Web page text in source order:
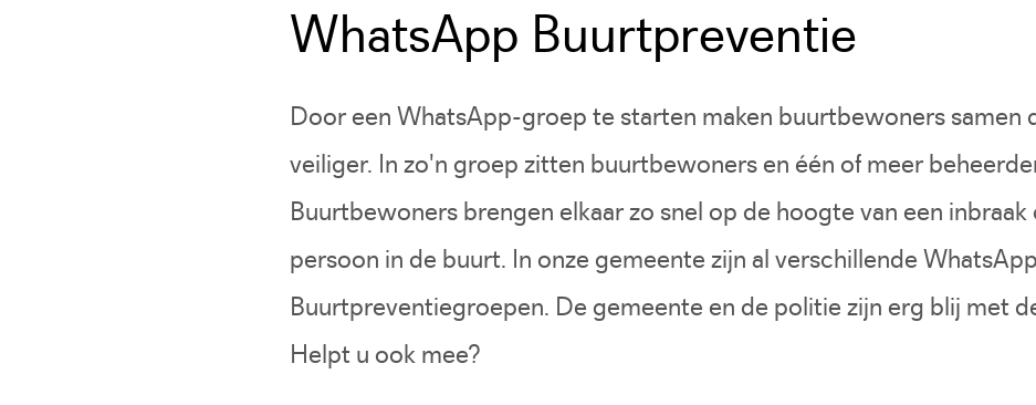
WhatsApp Buurtpreventie
Door een WhatsApp-groep te starten maken buurtbewoners samen
veiliger. In zo'n groep zitten buurtbewoners en één of meer
Buurtbewoners brengen elkaar zo snel op de hoogte van een
persoon in de buurt. In onze gemeente zijn al verschillende WhatsApp
Buurtpreventiegroepen. De gemeente en de politie zijn erg blij met
Helpt u ook mee?